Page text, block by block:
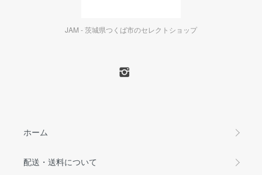
JAM - 茨城県つくば市のセレクトショップ
ホーム
配送・送料について